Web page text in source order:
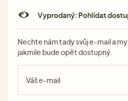
Vyprodaný: Pohlídat
Nechte nám tady svůj e-mail a
jakmile bude opět dostupný.